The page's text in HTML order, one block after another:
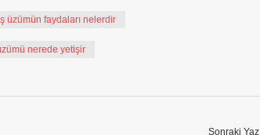
üzümün faydaları nelerdir
nerede yetişir
Sonraki